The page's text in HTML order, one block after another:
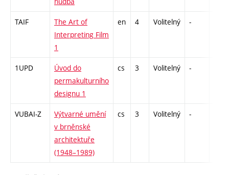
TAIF
The Art of
Interpreting Film
1
en 4 Volitelný -
1UPD
Úvod do
permakulturního
designu 1
cs 3 Volitelný -
VUBAI-Z
Výtvarné umění
v brněnské
architektuře
(1948–1989)
cs 3 Volitelný -